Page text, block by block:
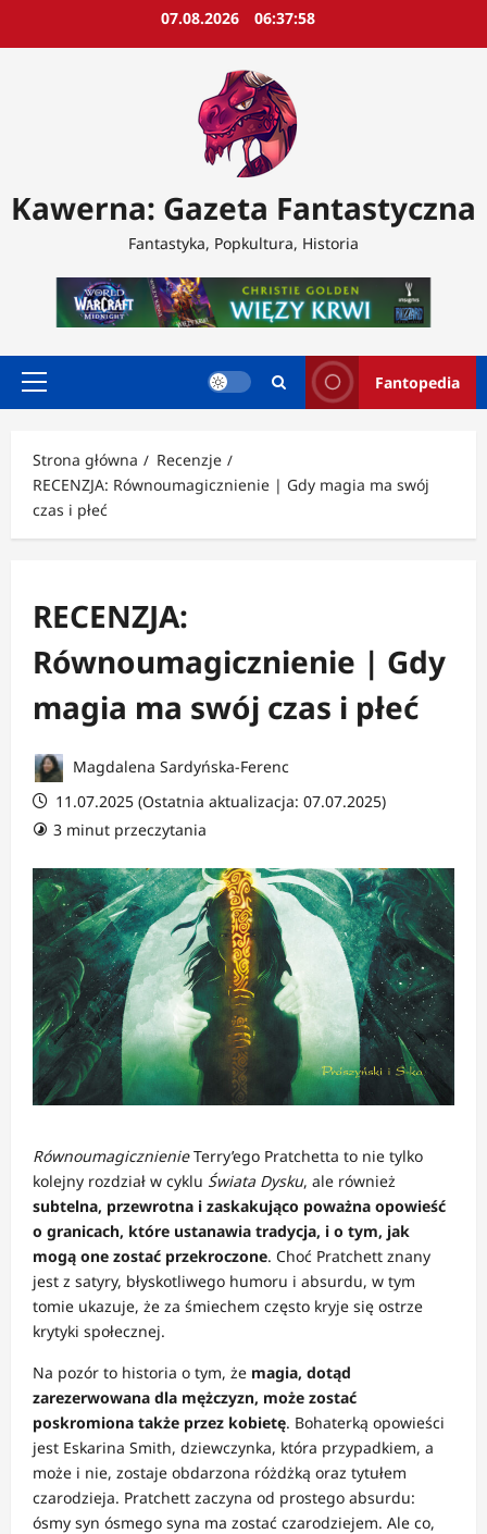
07.08.2026 06:38:00
Kawerna: Gazeta Fantastyczna
Fantastyka, Popkultura, Historia
Menu
Fantopedia
Strona główna
Recenzje
RECENZJA: Równoumagicznienie | Gdy magia ma swój
czas i płeć
RECENZJA:
Równoumagicznienie | Gdy
magia ma swój czas i płeć
Magdalena Sardyńska-Ferenc
11.07.2025 (Ostatnia aktualizacja: 07.07.2025)
3 minut przeczytania
RównoumagicznienieTerry’ego Pratchetta to nie tylko
kolejny rozdział w cyklu Świata Dysku, ale również
subtelna, przewrotna i zaskakująco poważna opowieść
o granicach, które ustanawia tradycja, i o tym, jak
mogą one zostać przekroczone. Choć Pratchett znany
jest z satyry, błyskotliwego humoru i absurdu, w tym
tomie ukazuje, że za śmiechem często kryje się ostrze
krytyki społecznej.
Na pozór to historia o tym, że magia, dotąd
zarezerwowana dla mężczyzn, może zostać
poskromiona także przez kobietę. Bohaterką opowieści
jest Eskarina Smith, dziewczynka, która przypadkiem, a
może i nie, zostaje obdarzona różdżką oraz tytułem
czarodzieja. Pratchett zaczyna od prostego absurdu:
ósmy syn ósmego syna ma zostać czarodziejem. Ale co,